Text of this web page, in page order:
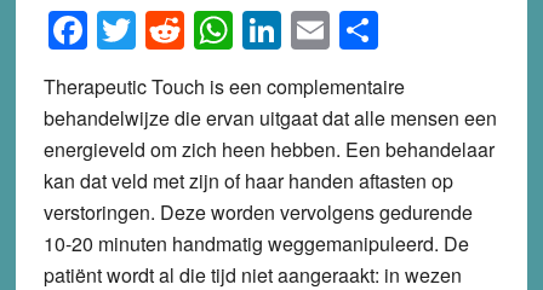
Facebook
Twitter
Reddit
WhatsApp
LinkedIn
EmailShare
Therapeutic Touch is een complementaire
behandelwijze die ervan uitgaat dat alle mensen een
energieveld om zich heen hebben. Een behandelaar
kan dat veld met zijn of haar handen aftasten op
verstoringen. Deze worden vervolgens gedurende
10-20 minuten handmatig weggemanipuleerd. De
patiënt wordt al die tijd niet aangeraakt: in wezen